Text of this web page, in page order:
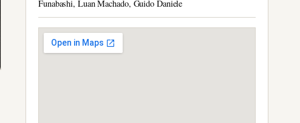
Funabashi, Luan Machado, Guido Daniele